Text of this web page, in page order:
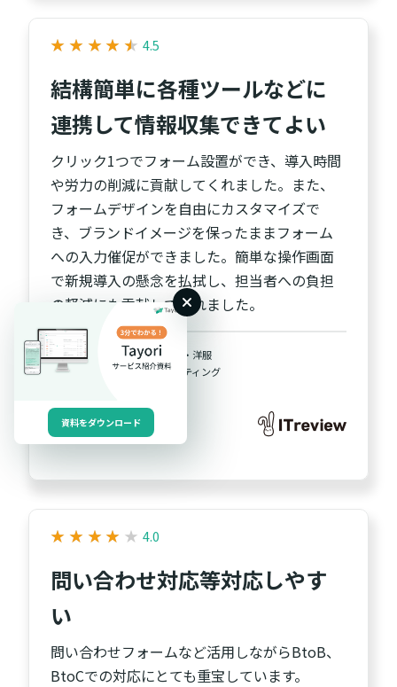
★
★ ★
★ ★
★ ★
★ ★
★ 4.5
結構簡単に各種ツールなどに
連携して情報収集できてよい
クリック1つでフォーム設置ができ、導入時間
や労力の削減に貢献してくれました。また、
フォームデザインを自由にカスタマイズで
き、ブランドイメージを保ったままフォーム
への入力催促ができました。簡単な操作画面
で新規導入の懸念を払拭し、担当者への負担
の軽減にも貢献してくれました。
業種
ファッション・洋服
職種
宣伝・マーケティング
★
★ ★
★ ★
★ ★
★ ★
★ 4.0
問い合わせ対応等対応しやす
い
問い合わせフォームなど活用しながらBtoB、
BtoCでの対応にとても重宝しています。
資料をダウンロード